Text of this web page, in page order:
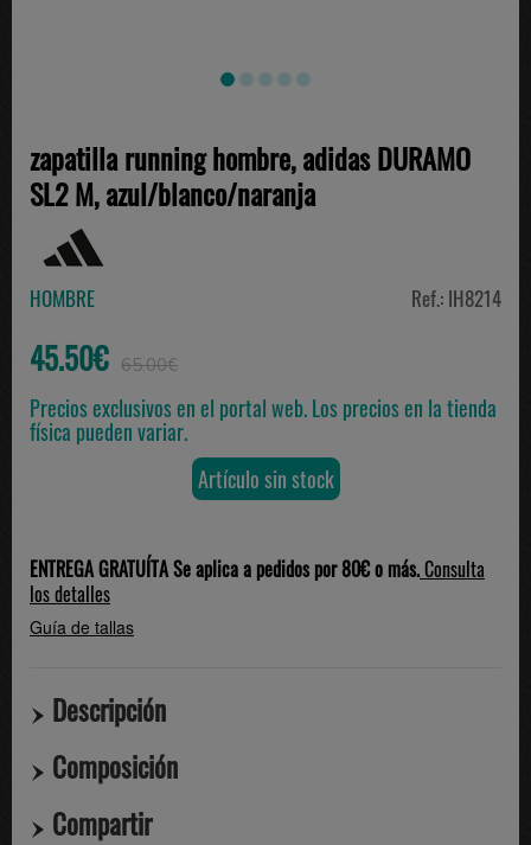
zapatilla running hombre, adidas DURAMO
SL2 M, azul/blanco/naranja
HOMBRE Ref.: IH8214
45.50€ 65.00€
Precios exclusivos en el portal web. Los precios en la tienda
física pueden variar.
Artículo sin stock
ENTREGA GRATUÍTA Se aplica a pedidos por 80€ o más.Consulta
los detalles
Guía de tallas
Descripción
Composición
Compartir